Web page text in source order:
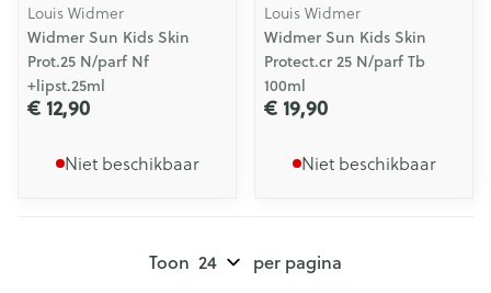
Louis Widmer
Widmer Sun Kids Skin
Prot.25 N/parf Nf
+lipst.25ml
€ 12,90
Niet beschikbaar
Louis Widmer
Widmer Sun Kids Skin
Protect.cr 25 N/parf Tb
100ml
€ 19,90
Niet beschikbaar
Toon per pagina